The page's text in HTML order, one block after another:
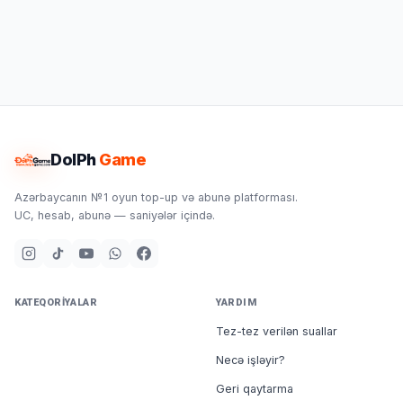
DolPhGame
Azərbaycanın №1 oyun top-up və abunə platforması.
UC, hesab, abunə — saniyələr içində.
KATEQORIYALAR YARDIM
Tez-tez verilən suallar
Necə işləyir?
Geri qaytarma